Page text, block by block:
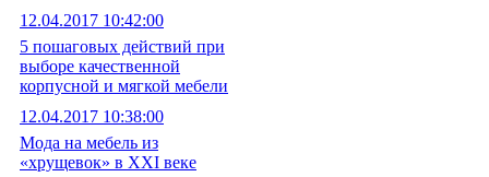
12.04.2017 10:42:00
5 пошаговых действий при
выборе качественной
корпусной и мягкой мебели
12.04.2017 10:38:00
Мода на мебель из
«хрущевок» в XXI веке